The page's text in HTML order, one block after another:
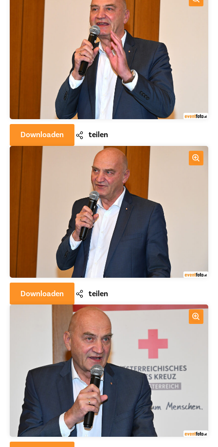
Downloaden teilen
Downloaden teilen